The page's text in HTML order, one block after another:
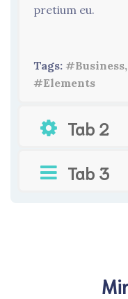
pretium eu.
Tags:
#Elements
Tab 2
Tab 3